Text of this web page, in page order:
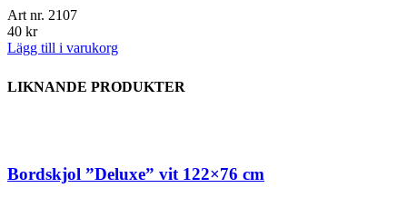
Art nr. 2107
40 kr
Lägg till i varukorg
LIKNANDE PRODUKTER
Bordskjol ”Deluxe” vit 122×76 cm